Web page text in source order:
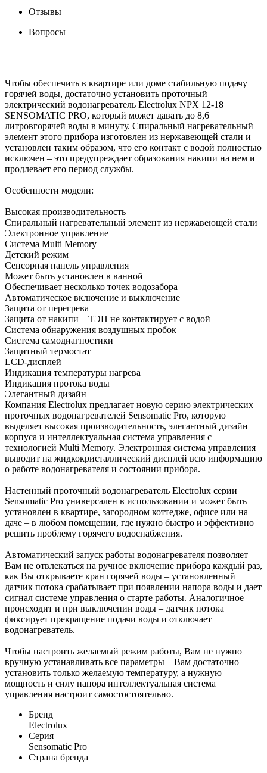
Отзывы
Вопросы
Чтобы обеспечить в квартире или доме стабильную подачу
горячей воды, достаточно установить проточный
электрический водонагреватель Electrolux NPX 12-18
SENSOMATIC PRO, который может давать до 8,6
литровгорячей воды в минуту. Спиральный нагревательный
элемент этого прибора изготовлен из нержавеющей стали и
установлен таким образом, что его контакт с водой полностью
исключен – это предупреждает образования накипи на нем и
продлевает его период службы.
Особенности модели:
Высокая производительность
Спиральный нагревательный элемент из нержавеющей стали
Электронное управление
Система Multi Memory
Детский режим
Сенсорная панель управления
Может быть установлен в ванной
Обеспечивает несколько точек водозабора
Автоматическое включение и выключение
Защита от перегрева
Защита от накипи – ТЭН не контактирует с водой
Система обнаружения воздушных пробок
Система самодиагностики
Защитный термостат
LCD-дисплей
Индикация температуры нагрева
Индикация протока воды
Элегантный дизайн
Компания Electrolux предлагает новую серию электрических
проточных водонагревателей Sensomatic Pro, которую
выделяет высокая производительность, элегантный дизайн
корпуса и интеллектуальная система управления с
технологией Multi Memory. Электронная система управления
выводит на жидкокристаллический дисплей всю информацию
о работе водонагревателя и состоянии прибора.
Настенный проточный водонагреватель Electrolux серии
Sensomatic Pro универсален в использовании и может быть
установлен в квартире, загородном коттедже, офисе или на
даче – в любом помещении, где нужно быстро и эффективно
решить проблему горячего водоснабжения.
Автоматический запуск работы водонагревателя позволяет
Вам не отвлекаться на ручное включение прибора каждый раз,
как Вы открываете кран горячей воды – установленный
датчик потока срабатывает при появлении напора воды и дает
сигнал системе управления о старте работы. Аналогичное
происходит и при выключении воды – датчик потока
фиксирует прекращение подачи воды и отключает
водонагреватель.
Чтобы настроить желаемый режим работы, Вам не нужно
вручную устанавливать все параметры – Вам достаточно
установить только желаемую температуру, а нужную
мощность и силу напора интеллектуальная система
управления настроит самостостоятельно.
Бренд
Electrolux
Серия
Sensomatic Pro
Страна бренда